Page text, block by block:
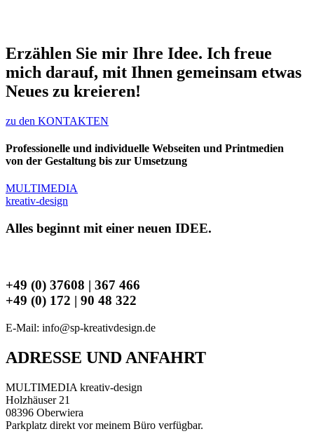
Erzählen Sie mir Ihre Idee. Ich freue
mich darauf, mit Ihnen gemeinsam etwas
Neues zu kreieren!
zu den KONTAKTEN
Professionelle und individuelle Webseiten und Printmedien
von der Gestaltung bis zur Umsetzung
MULTIMEDIA
kreativ-design
Alles beginnt mit einer neuen IDEE.
+49 (0) 37608 | 367 466
+49 (0) 172 | 90 48 322
E-Mail: info@sp-kreativdesign.de
ADRESSE UND ANFAHRT
MULTIMEDIA kreativ-design
Holzhäuser 21
08396 Oberwiera
Parkplatz direkt vor meinem Büro verfügbar.